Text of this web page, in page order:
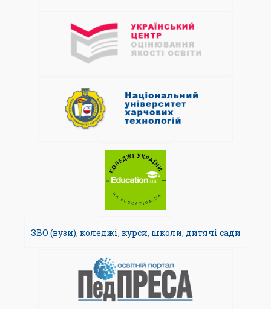
ЗВО (вузи), коледжі, курси, школи, дитячі сади